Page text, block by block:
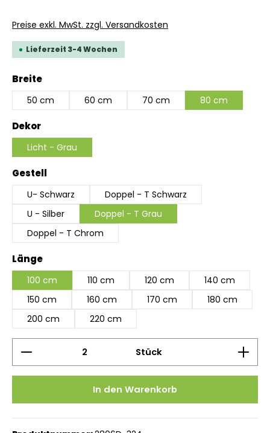
Preise exkl. MwSt. zzgl. Versandkosten
Lieferzeit 3-4 Wochen
Breiteauswählen
50 cm 60 cm 70 cm 80 cm
Dekorauswählen
Licht - Grau
Gestell
U- Schwarz
Doppel - T Schwarz
U - Silber
Doppel - T Grau
Doppel - T Chrom
Längeauswählen
100 cm 110 cm 120 cm
140 cm
150 cm
160 cm 170 cm
180 cm
200 cm
220 cm
Produkt Anzahl: Gib den gewünschten Wert
Stück
In den Warenkorb